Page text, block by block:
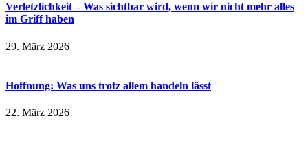
Verletzlichkeit – Was sichtbar wird, wenn wir nicht mehr alles
im Griff haben
29. März 2026
Hoffnung: Was uns trotz allem handeln lässt
22. März 2026